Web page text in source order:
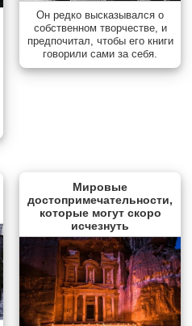
Он редко высказывался о
собственном творчестве, и
предпочитал, чтобы его книги
говорили сами за себя.
Мировые
достопримечательности,
которые могут скоро
исчезнуть